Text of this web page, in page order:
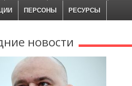
ПЕРСОНЫ РЕСУРСЫ
новости